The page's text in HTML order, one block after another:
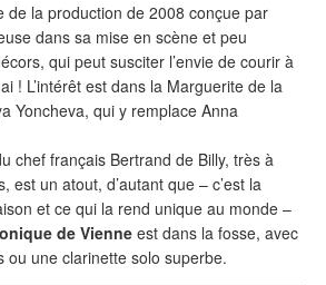
de la production de 2008 conçue par
dans sa mise en scène et peu
qui peut susciter l’envie de courir à
! L’intérêt est dans la Marguerite de la
Yoncheva, qui y remplace Anna
chef français Bertrand de Billy, très à
est un atout, d’autant que – c’est la
et ce qui la rend unique au monde –
de Vienne est dans la fosse, avec
ou une clarinette solo superbe.